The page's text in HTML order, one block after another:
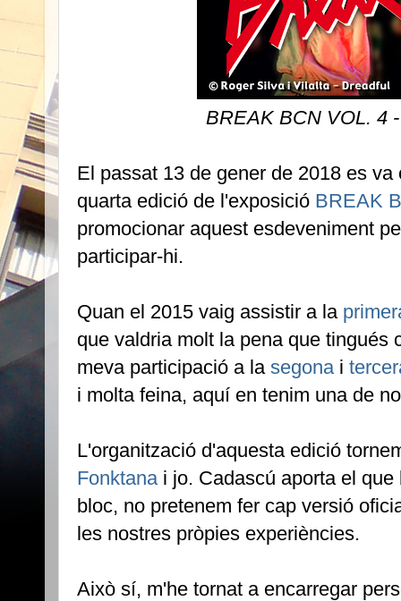
BREAK BCN VOL. 4
El passat 13 de gener de 2018 es
quarta edició de l'exposició BREAK
promocionar aquest esdeveniment
participar-hi.
Quan el 2015 vaig assistir a la
que valdria molt la pena que tingués
meva participació a la segona i
i molta feina, aquí en tenim una de
L'organització d'aquesta edició
Fonktana i jo. Cadascú aporta el
bloc, no pretenem fer cap versió
les nostres pròpies experiències.
Això sí, m'he tornat a encarregar